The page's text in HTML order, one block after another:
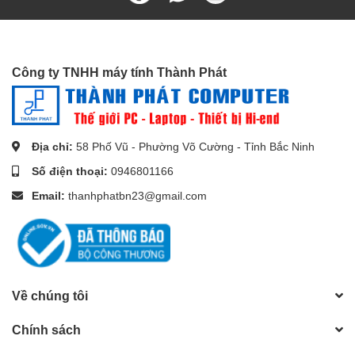
đầu bọc nhôm, vỏ bọc dù
Công ty TNHH máy tính Thành Phát
Địa chỉ: 58 Phố Vũ - Phường Võ Cường - Tỉnh Bắc Ninh
Số điện thoại: 0946801166
Email: thanhphatbn23@gmail.com
Về chúng tôi
Chính sách